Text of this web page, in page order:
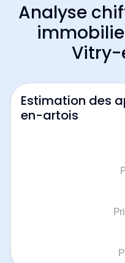
Analyse
Estimation des
en-artois